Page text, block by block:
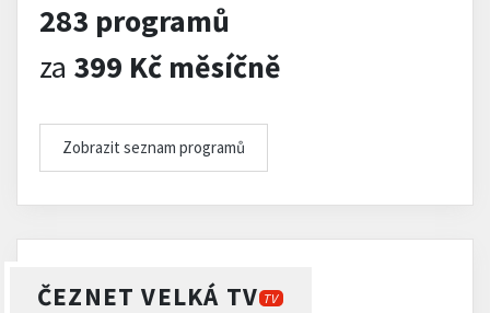
283 programů
za 399 Kč měsíčně
Zobrazit seznam programů
ČEZNET VELKÁ TV TV